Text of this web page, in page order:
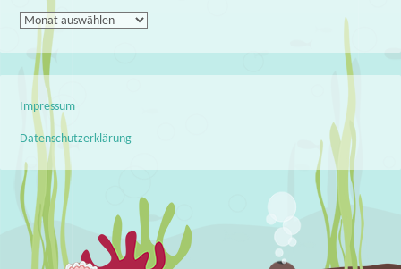
Archiv
Impressum
Datenschutzerklärung